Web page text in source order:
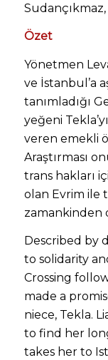
Özet
Yönetmen
ve İstanbul’a
tanımladığı
yeğeni
veren emekli
Araştırması
trans hakları
olan Evrim ile
zamankinden
Described by
to solidarity
Crossing
made a
niece, Tekla.
to find her
takes her to